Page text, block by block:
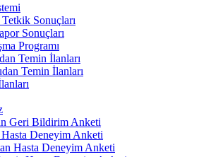
Sonuçları
Sonuçları
Programı
Temin İlanları
Temin İlanları
Geri Bildirim Anketi
Deneyim Anketi
Hasta Deneyim Anketi